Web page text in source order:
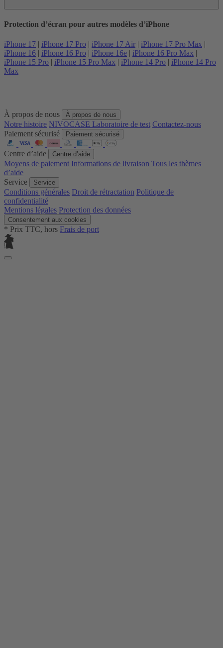
Protection d’écran pour autres modèles d’iPhone
iPhone 17 | iPhone 17 Pro | iPhone 17 Air | iPhone 17 Pro Max |
iPhone 16 | iPhone 16 Pro | iPhone 16e | iPhone 16 Pro Max |
iPhone 15 Pro | iPhone 15 Pro Max | iPhone 14 Pro | iPhone 14 Pro
Max
À propos de nous À propos de nous
Notre histoire NIVOCASE Laboratoire de test Contactez-nous
Paiement sécurisé
Paiement sécurisé
Centre d’aide Centre d’aide
Moyens de paiement Informations de livraison Tous les thèmes
d’aide
Service
Service
Conditions générales Droit de rétractation Politique de
confidentialité
Mentions légales Protection des données
Consentement aux cookies
* Prix TTC, hors Frais de port